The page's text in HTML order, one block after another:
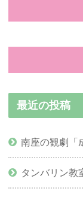
最近の投稿
南座の観劇「
タンバリン教